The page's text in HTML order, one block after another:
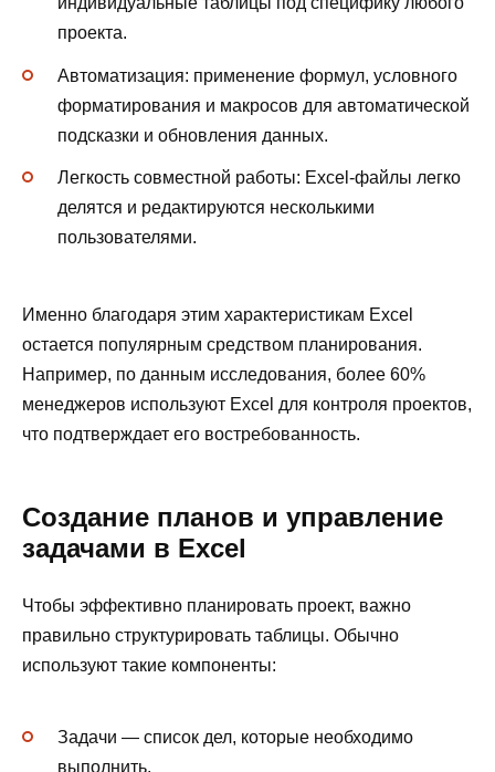
проекта.
Автоматизация: применение формул, условного
форматирования и макросов для автоматической
подсказки и обновления данных.
Легкость совместной работы: Excel-файлы легко
делятся и редактируются несколькими
пользователями.
Именно благодаря этим характеристикам Excel
остается популярным средством планирования.
Например, по данным исследования, более 60%
менеджеров используют Excel для контроля проектов,
что подтверждает его востребованность.
Создание планов и управление
задачами в Excel
Чтобы эффективно планировать проект, важно
правильно структурировать таблицы. Обычно
используют такие компоненты:
Задачи — список дел, которые необходимо
выполнить.